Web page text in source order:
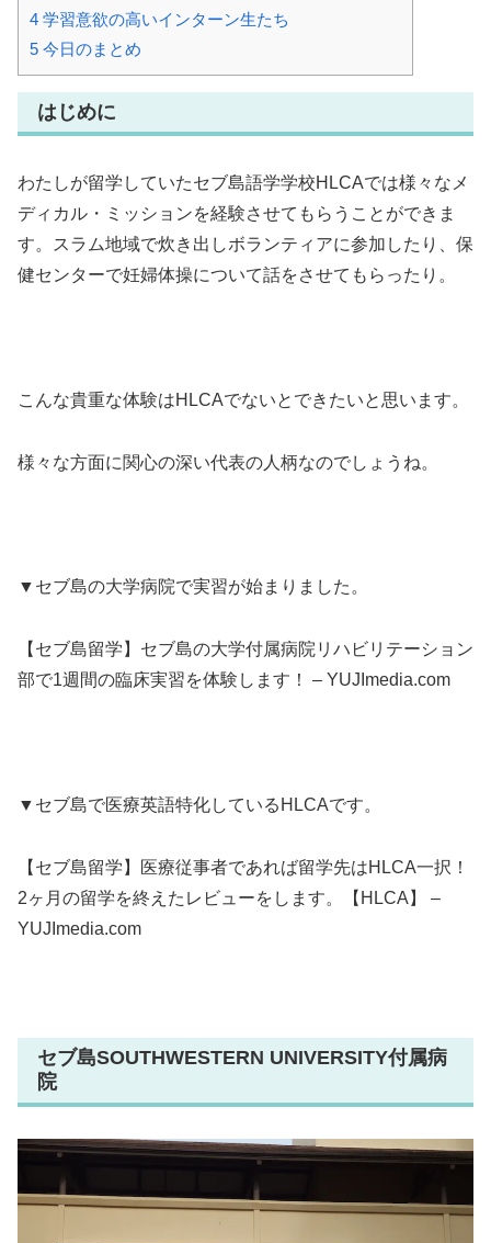
4 学習意欲の高いインターン生たち
5 今日のまとめ
はじめに
わたしが留学していたセブ島語学学校HLCAでは様々なメ
ディカル・ミッションを経験させてもらうことができま
す。スラム地域で炊き出しボランティアに参加したり、保
健センターで妊婦体操について話をさせてもらったり。
こんな貴重な体験はHLCAでないとできたいと思います。
様々な方面に関心の深い代表の人柄なのでしょうね。
▼セブ島の大学病院で実習が始まりました。
【セブ島留学】セブ島の大学付属病院リハビリテーション
部で1週間の臨床実習を体験します！ – YUJImedia.com
▼セブ島で医療英語特化しているHLCAです。
【セブ島留学】医療従事者であれば留学先はHLCA一択！
2ヶ月の留学を終えたレビューをします。【HLCA】 –
YUJImedia.com
セブ島SOUTHWESTERN UNIVERSITY付属病
院